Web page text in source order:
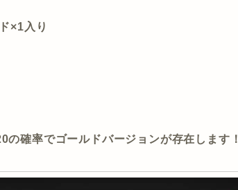
×1入り
の確率でゴールドバージョンが存在します！